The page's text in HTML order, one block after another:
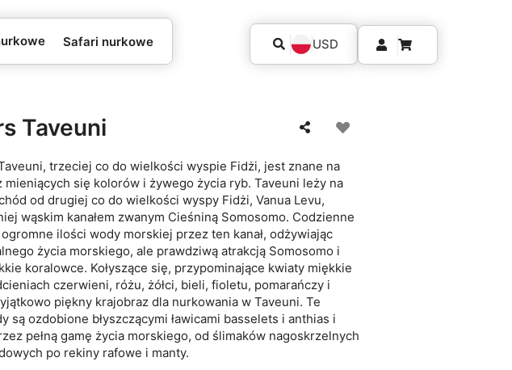
Safari nurkowe USD
Taveuni
trzeciej co do wielkości wyspie Fidżi, jest znane na
mieniących się kolorów i żywego życia ryb. Taveuni leży na
od drugiej co do wielkości wyspy Fidżi, Vanua Levu,
wąskim kanałem zwanym Cieśniną Somosomo. Codzienne
ogromne ilości wody morskiej przez ten kanał, odżywiając
życia morskiego, ale prawdziwą atrakcją Somosomo i
koralowce. Kołyszące się, przypominające kwiaty miękkie
czerwieni, różu, żółci, bieli, fioletu, pomarańczy i
piękny krajobraz dla nurkowania w Taveuni. Te
są ozdobione błyszczącymi ławicami basselets i anthias i
pełną gamę życia morskiego, od ślimaków nagoskrzelnych
po rekiny rafowe i manty.